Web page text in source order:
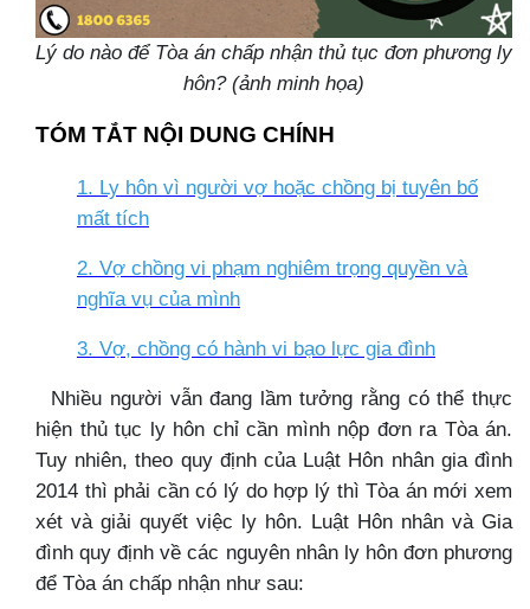
Lý do nào để Tòa án chấp nhận thủ tục đơn phương ly
hôn? (ảnh minh họa)
TÓM TẮT NỘI DUNG CHÍNH
1. Ly hôn vì người vợ hoặc chồng bị tuyên bố
mất tích
2. Vợ chồng vi phạm nghiêm trọng quyền và
nghĩa vụ của mình
3. Vợ, chồng có hành vi bạo lực gia đình
Nhiều người vẫn đang lầm tưởng rằng có thể thực
hiện thủ tục ly hôn chỉ cần mình nộp đơn ra Tòa án.
Tuy nhiên, theo quy định của Luật Hôn nhân gia đình
2014 thì phải cần có lý do hợp lý thì Tòa án mới xem
xét và giải quyết việc ly hôn. Luật Hôn nhân và Gia
đình quy định về các nguyên nhân ly hôn đơn phương
để Tòa án chấp nhận như sau: